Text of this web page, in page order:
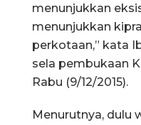
menunjukkan
menunjukkan
perkotaan,” kata
sela pembukaan
Rabu (9/12/2015).
Menurutnya, dulu